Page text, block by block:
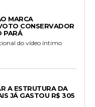
MARCA
CONSERVADOR
PARÁ
do vídeo íntimo
A ESTRUTURA DA
JÁ GASTOU R$ 305